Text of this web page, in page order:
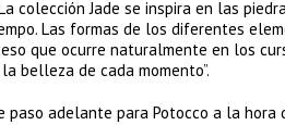
colección Jade se inspira en las
Las formas de los diferentes
que ocurre naturalmente en los
belleza de cada momento”.
adelante para Potocco a la hora